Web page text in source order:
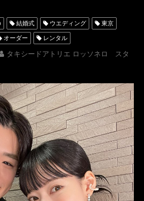
結婚式 ウエディング 東京
オーダー レンタル
レンタルタキシード ロッソネロ
屋 新郎衣装
レンタルタキシード名古屋 横浜
シードオーダー東京
タキシード靴 青山 ビジネス
オーダータキシード横浜
花見 桜
布
タキシードアトリエ ロッソネロ スタ